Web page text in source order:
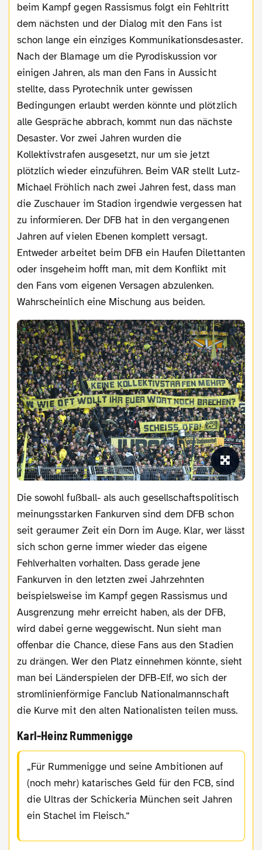
beim Kampf gegen Rassismus folgt ein Fehltritt
dem nächsten und der Dialog mit den Fans ist
schon lange ein einziges Kommunikationsdesaster.
Nach der Blamage um die Pyrodiskussion vor
einigen Jahren, als man den Fans in Aussicht
stellte, dass Pyrotechnik unter gewissen
Bedingungen erlaubt werden könnte und plötzlich
alle Gespräche abbrach, kommt nun das nächste
Desaster. Vor zwei Jahren wurden die
Kollektivstrafen ausgesetzt, nur um sie jetzt
plötzlich wieder einzuführen. Beim VAR stellt Lutz-
Michael Fröhlich nach zwei Jahren fest, dass man
die Zuschauer im Stadion irgendwie vergessen hat
zu informieren. Der DFB hat in den vergangenen
Jahren auf vielen Ebenen komplett versagt.
Entweder arbeitet beim DFB ein Haufen Dilettanten
oder insgeheim hofft man, mit dem Konflikt mit
den Fans vom eigenen Versagen abzulenken.
Wahrscheinlich eine Mischung aus beiden.
Die sowohl fußball- als auch gesellschaftspolitisch
meinungsstarken Fankurven sind dem DFB schon
seit geraumer Zeit ein Dorn im Auge. Klar, wer lässt
sich schon gerne immer wieder das eigene
Fehlverhalten vorhalten. Dass gerade jene
Fankurven in den letzten zwei Jahrzehnten
beispielsweise im Kampf gegen Rassismus und
Ausgrenzung mehr erreicht haben, als der DFB,
wird dabei gerne weggewischt. Nun sieht man
offenbar die Chance, diese Fans aus den Stadien
zu drängen. Wer den Platz einnehmen könnte, sieht
man bei Länderspielen der DFB-Elf, wo sich der
stromlinienförmige Fanclub Nationalmannschaft
die Kurve mit den alten Nationalisten teilen muss.
Karl-Heinz Rummenigge
Für Rummenigge und seine Ambitionen auf
(noch mehr) katarisches Geld für den FCB, sind
die Ultras der Schickeria München seit Jahren
ein Stachel im Fleisch.